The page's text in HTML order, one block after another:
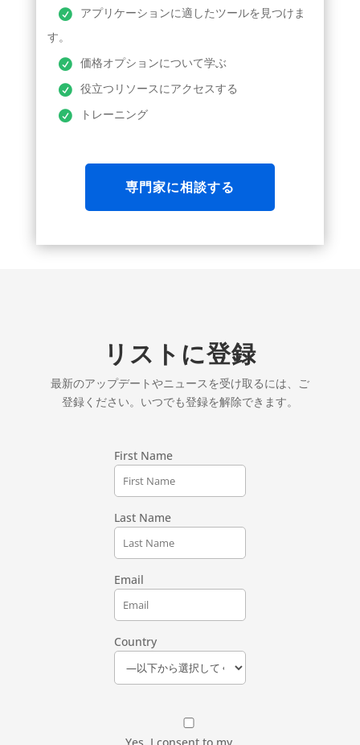
アプリケーションに適したツールを見つけま
す。
価格オプションについて学ぶ
役立つリソースにアクセスする
トレーニング
専門家に相談する
リストに登録
最新のアップデートやニュースを受け取るには、ご
登録ください。いつでも登録を解除できます。
First Name
Last Name
Email
Country